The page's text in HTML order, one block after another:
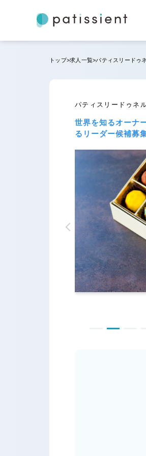
トップ 求人一覧 パティスリードゥ
パティスリードゥネ
世界を知るオーナ
るリーダー候補募集